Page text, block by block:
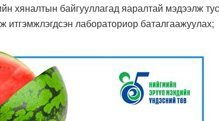
хяналтын байгууллагад яаралтай мэдээлж тус
итгэмжлэгдсэн лабораториор баталгаажуулах;